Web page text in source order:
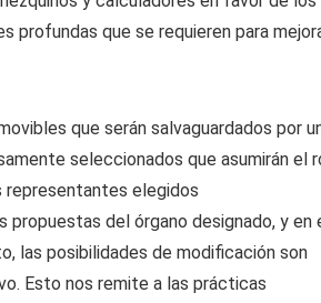
profundas que se requieren para
que serán salvaguardados por
seleccionados que asumirán el
elegidos
del órgano designado, y en
las posibilidades de modificación son
Esto nos remite a las prácticas